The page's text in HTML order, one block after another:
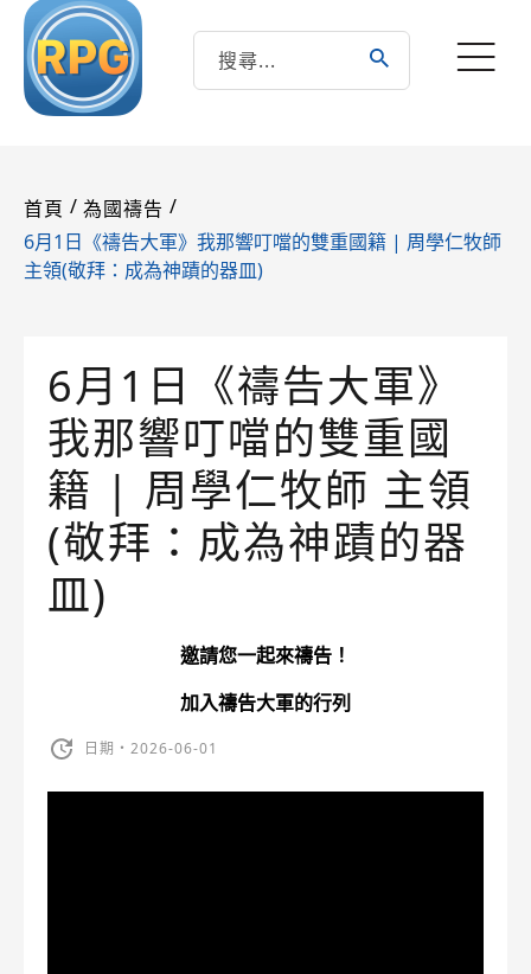
首頁 / 為國禱告 /
6月1日《禱告大軍》我那響叮噹的雙重國籍 | 周學仁牧師
主領(敬拜：成為神蹟的器皿)
6月1日《禱告大軍》
我那響叮噹的雙重國
籍 | 周學仁牧師 主領
(敬拜：成為神蹟的器
皿)
邀請您一起來禱告！
加入禱告大軍的行列
日期・2026-06-01